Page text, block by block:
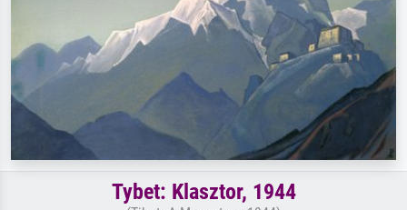
Tybet: Klasztor, 1944